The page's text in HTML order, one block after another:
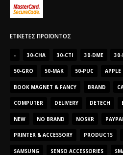
ΕΤΙΚΈΤΕΣ ΠΡΟΪΌΝΤΟΣ
- 30-CHA 30-CTI 30-DME 30-
50-GRO 50-MAK 50-PUC APPLE
BOOK MAGNET & FANCY BRAND
COMPUTER DELIVERY DETECH
NEW NO BRAND NOSKR
PRINTER & ACCESSORY PRODUCTS
SAMSUNG SENSO ACCESSORIES